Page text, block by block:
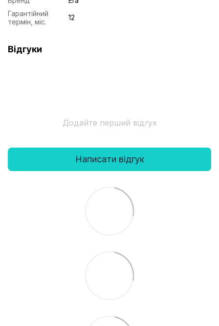
Гарантійний
термін, міс.
12
Відгуки
Додайте перший відгук
Написати відгук